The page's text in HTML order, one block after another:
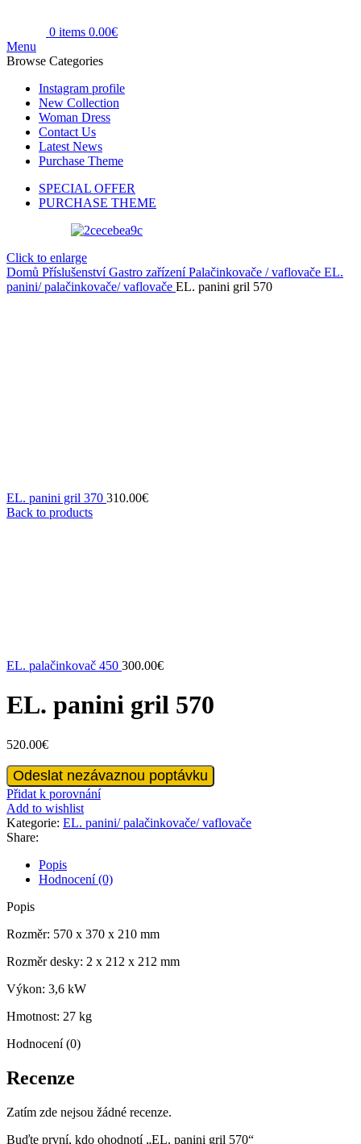
0 items 0.00€
Menu
Browse Categories
Instagram profile
New Collection
Woman Dress
Contact Us
Latest News
Purchase Theme
SPECIAL OFFER
PURCHASE THEME
Click to enlarge
Domů PříslušenstvíGastro zařízeníPalačinkovače / vaflovače EL.
panini/ palačinkovače/ vaflovače EL. panini gril 570
EL. panini gril 370 310.00€
Back to products
EL. palačinkovač 450 300.00€
EL. panini gril 570
520.00€
EL.
panini
gril
570
množství
Odeslat nezávaznou poptávku
Přidat k porovnání
Add to wishlist
Kategorie: EL. panini/ palačinkovače/ vaflovače
Share:
Popis
Hodnocení (0)
Popis
Rozměr: 570 x 370 x 210 mm
Rozměr desky: 2 x 212 x 212 mm
Výkon: 3,6 kW
Hmotnost: 27 kg
Hodnocení (0)
Recenze
Zatím zde nejsou žádné recenze.
Buďte první, kdo ohodnotí „EL. panini gril 570“